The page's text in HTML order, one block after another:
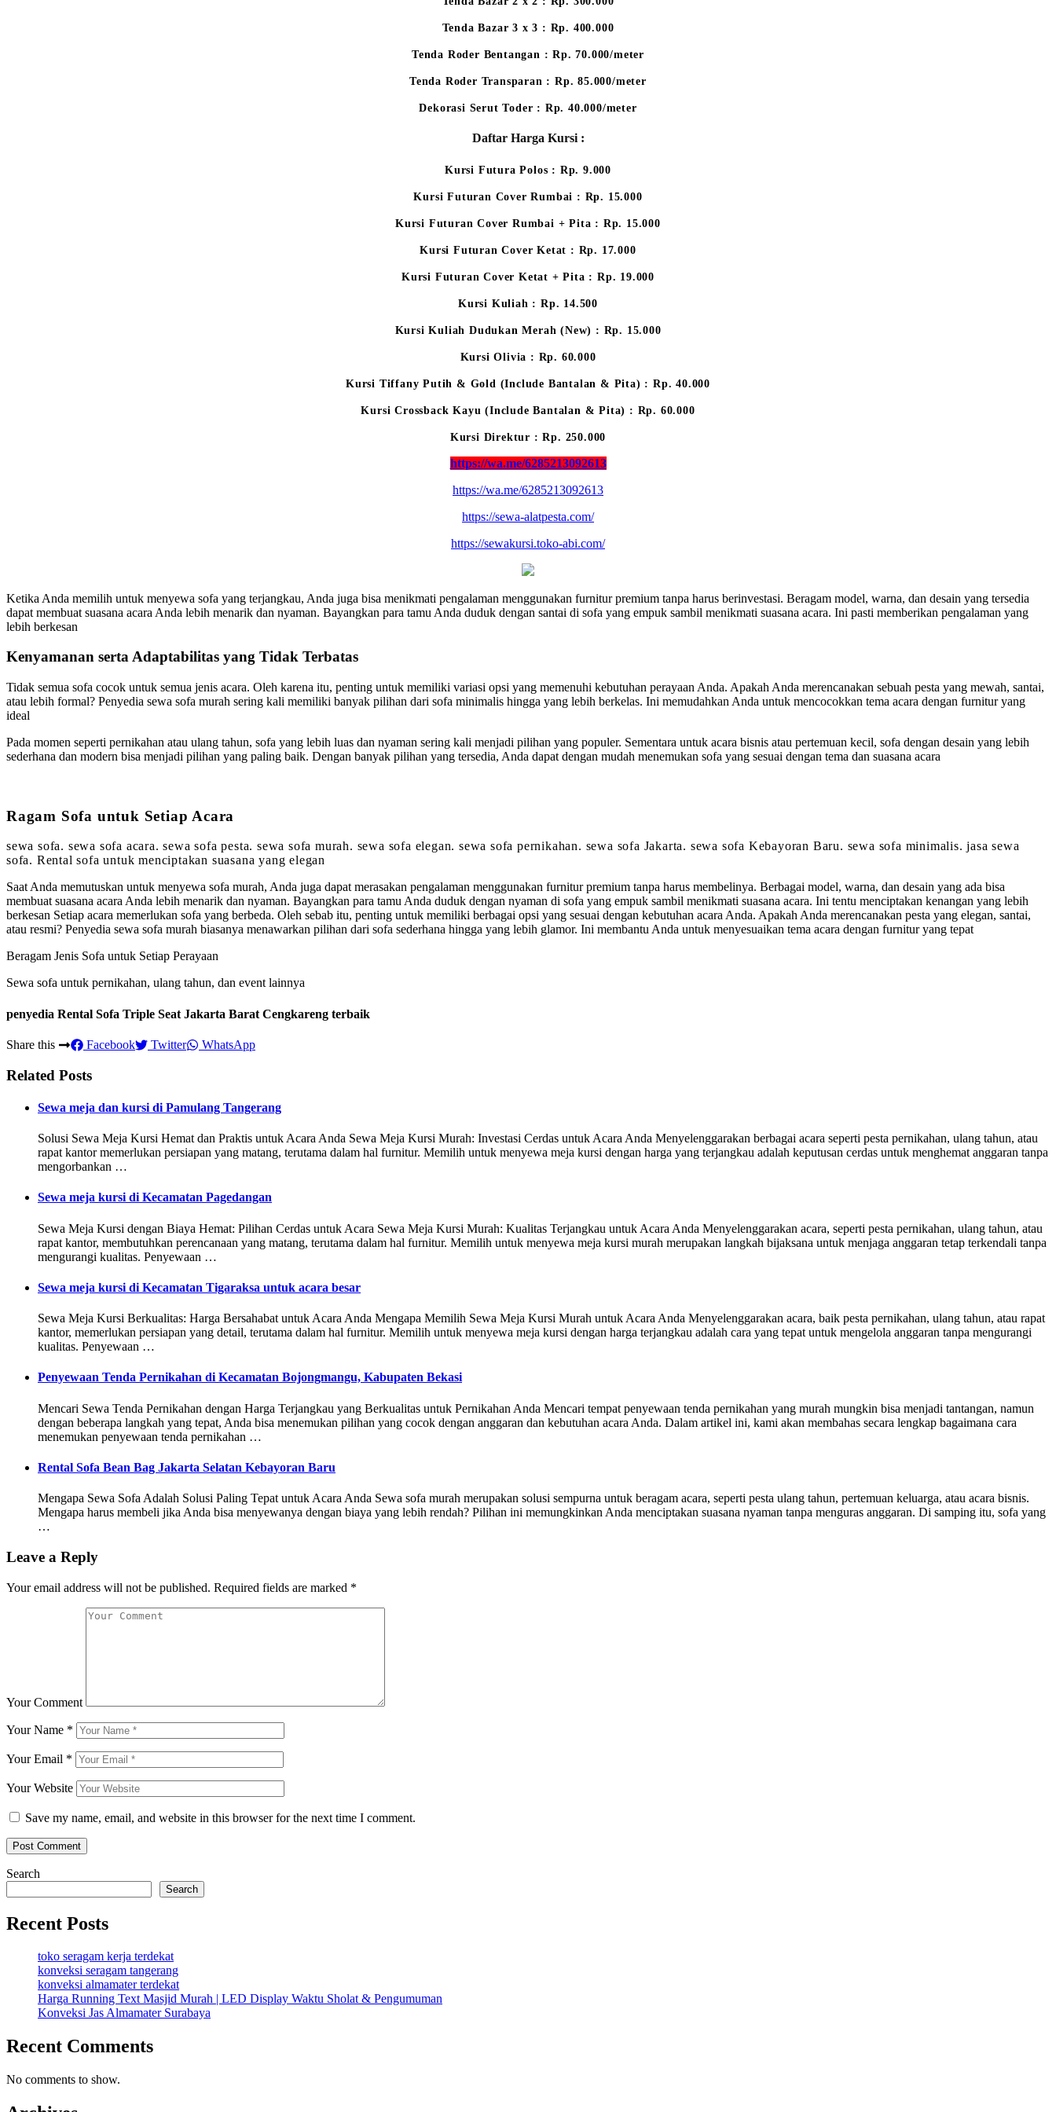
Tenda Bazar 3 x 3 : Rp. 400.000
Tenda Roder Bentangan : Rp. 70.000/meter
Tenda Roder Transparan : Rp. 85.000/meter
Dekorasi Serut Toder : Rp. 40.000/meter
Daftar Harga Kursi :
Kursi Futura Polos : Rp. 9.000
Kursi Futuran Cover Rumbai : Rp. 15.000
Kursi Futuran Cover Rumbai + Pita : Rp. 15.000
Kursi Futuran Cover Ketat : Rp. 17.000
Kursi Futuran Cover Ketat + Pita : Rp. 19.000
Kursi Kuliah : Rp. 14.500
Kursi Kuliah Dudukan Merah (New) : Rp. 15.000
Kursi Olivia : Rp. 60.000
Kursi Tiffany Putih & Gold (Include Bantalan & Pita) : Rp. 40.000
Kursi Crossback Kayu (Include Bantalan & Pita) : Rp. 60.000
Kursi Direktur : Rp. 250.000
https://wa.me/6285213092613
https://wa.me/6285213092613
https://sewa-alatpesta.com/
https://sewakursi.toko-abi.com/
Ketika Anda memilih untuk menyewa sofa yang terjangkau, Anda juga bisa menikmati pengalaman menggunakan furnitur premium tanpa harus berinvestasi. Beragam model, warna, dan desain yang tersedia
dapat membuat suasana acara Anda lebih menarik dan nyaman. Bayangkan para tamu Anda duduk dengan santai di sofa yang empuk sambil menikmati suasana acara. Ini pasti memberikan pengalaman yang
lebih berkesan
Kenyamanan serta Adaptabilitas yang Tidak Terbatas
Tidak semua sofa cocok untuk semua jenis acara. Oleh karena itu, penting untuk memiliki variasi opsi yang memenuhi kebutuhan perayaan Anda. Apakah Anda merencanakan sebuah pesta yang mewah, santai,
atau lebih formal? Penyedia sewa sofa murah sering kali memiliki banyak pilihan dari sofa minimalis hingga yang lebih berkelas. Ini memudahkan Anda untuk mencocokkan tema acara dengan furnitur yang
ideal
Pada momen seperti pernikahan atau ulang tahun, sofa yang lebih luas dan nyaman sering kali menjadi pilihan yang populer. Sementara untuk acara bisnis atau pertemuan kecil, sofa dengan desain yang lebih
sederhana dan modern bisa menjadi pilihan yang paling baik. Dengan banyak pilihan yang tersedia, Anda dapat dengan mudah menemukan sofa yang sesuai dengan tema dan suasana acara
Ragam Sofa untuk Setiap Acara
sewa sofa. sewa sofa acara. sewa sofa pesta. sewa sofa murah. sewa sofa elegan. sewa sofa pernikahan. sewa sofa Jakarta. sewa sofa Kebayoran Baru. sewa sofa minimalis. jasa sewa
sofa. Rental sofa untuk menciptakan suasana yang elegan
Saat Anda memutuskan untuk menyewa sofa murah, Anda juga dapat merasakan pengalaman menggunakan furnitur premium tanpa harus membelinya. Berbagai model, warna, dan desain yang ada bisa
membuat suasana acara Anda lebih menarik dan nyaman. Bayangkan para tamu Anda duduk dengan nyaman di sofa yang empuk sambil menikmati suasana acara. Ini tentu menciptakan kenangan yang lebih
berkesan Setiap acara memerlukan sofa yang berbeda. Oleh sebab itu, penting untuk memiliki berbagai opsi yang sesuai dengan kebutuhan acara Anda. Apakah Anda merencanakan pesta yang elegan, santai,
atau resmi? Penyedia sewa sofa murah biasanya menawarkan pilihan dari sofa sederhana hingga yang lebih glamor. Ini membantu Anda untuk menyesuaikan tema acara dengan furnitur yang tepat
Beragam Jenis Sofa untuk Setiap Perayaan
Sewa sofa untuk pernikahan, ulang tahun, dan event lainnya
penyedia Rental Sofa Triple Seat Jakarta Barat Cengkareng terbaik
Share this Facebook Twitter WhatsApp
Related Posts
Sewa meja dan kursi di Pamulang Tangerang
Solusi Sewa Meja Kursi Hemat dan Praktis untuk Acara Anda Sewa Meja Kursi Murah: Investasi Cerdas untuk Acara Anda Menyelenggarakan berbagai acara seperti pesta pernikahan, ulang tahun, atau
rapat kantor memerlukan persiapan yang matang, terutama dalam hal furnitur. Memilih untuk menyewa meja kursi dengan harga yang terjangkau adalah keputusan cerdas untuk menghemat anggaran tanpa
mengorbankan …
Sewa meja kursi di Kecamatan Pagedangan
Sewa Meja Kursi dengan Biaya Hemat: Pilihan Cerdas untuk Acara Sewa Meja Kursi Murah: Kualitas Terjangkau untuk Acara Anda Menyelenggarakan acara, seperti pesta pernikahan, ulang tahun, atau
rapat kantor, membutuhkan perencanaan yang matang, terutama dalam hal furnitur. Memilih untuk menyewa meja kursi murah merupakan langkah bijaksana untuk menjaga anggaran tetap terkendali tanpa
mengurangi kualitas. Penyewaan …
Sewa meja kursi di Kecamatan Tigaraksa untuk acara besar
Sewa Meja Kursi Berkualitas: Harga Bersahabat untuk Acara Anda Mengapa Memilih Sewa Meja Kursi Murah untuk Acara Anda Menyelenggarakan acara, baik pesta pernikahan, ulang tahun, atau rapat
kantor, memerlukan persiapan yang detail, terutama dalam hal furnitur. Memilih untuk menyewa meja kursi dengan harga terjangkau adalah cara yang tepat untuk mengelola anggaran tanpa mengurangi
kualitas. Penyewaan …
Penyewaan Tenda Pernikahan di Kecamatan Bojongmangu, Kabupaten Bekasi
Mencari Sewa Tenda Pernikahan dengan Harga Terjangkau yang Berkualitas untuk Pernikahan Anda Mencari tempat penyewaan tenda pernikahan yang murah mungkin bisa menjadi tantangan, namun
dengan beberapa langkah yang tepat, Anda bisa menemukan pilihan yang cocok dengan anggaran dan kebutuhan acara Anda. Dalam artikel ini, kami akan membahas secara lengkap bagaimana cara
menemukan penyewaan tenda pernikahan …
Rental Sofa Bean Bag Jakarta Selatan Kebayoran Baru
Mengapa Sewa Sofa Adalah Solusi Paling Tepat untuk Acara Anda Sewa sofa murah merupakan solusi sempurna untuk beragam acara, seperti pesta ulang tahun, pertemuan keluarga, atau acara bisnis.
Mengapa harus membeli jika Anda bisa menyewanya dengan biaya yang lebih rendah? Pilihan ini memungkinkan Anda menciptakan suasana nyaman tanpa menguras anggaran. Di samping itu, sofa yang
…
Leave a Reply
Your email address will not be published. Required fields are marked *
Your Comment
Your Name *
Your Email *
Your Website
Save my name, email, and website in this browser for the next time I comment.
Search
Search
Recent Posts
toko seragam kerja terdekat
konveksi seragam tangerang
konveksi almamater terdekat
Harga Running Text Masjid Murah | LED Display Waktu Sholat & Pengumuman
Konveksi Jas Almamater Surabaya
Recent Comments
No comments to show.